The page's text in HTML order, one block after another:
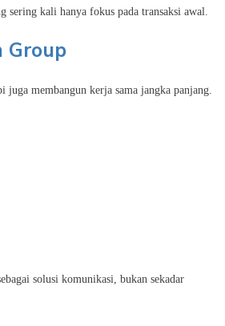
kali hanya fokus pada transaksi awal.
Group
membangun kerja sama jangka panjang.
solusi komunikasi, bukan sekadar